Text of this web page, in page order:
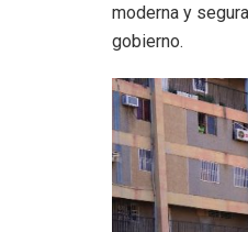
moderna y
gobierno.